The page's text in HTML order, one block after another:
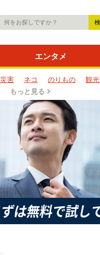
エンタメ
災害 ネコ のりもの 観光
もっと見る